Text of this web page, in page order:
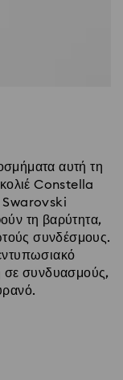
αυτή τη
κολιέ Constella
Swarovski
τη βαρύτητα,
συνδέσμους.
σε συνδυασμούς,